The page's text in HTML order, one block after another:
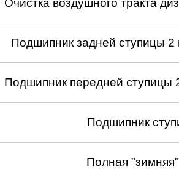
Очистка воздушного тракта
Подшипник задней ступицы
Подшипник передней ступицы
Подшипник
Полная